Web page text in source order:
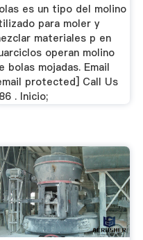
es un tipo del molino
para moler y
materiales p en
operan molino
bolas mojadas. Email
protected] Call Us
. Inicio;